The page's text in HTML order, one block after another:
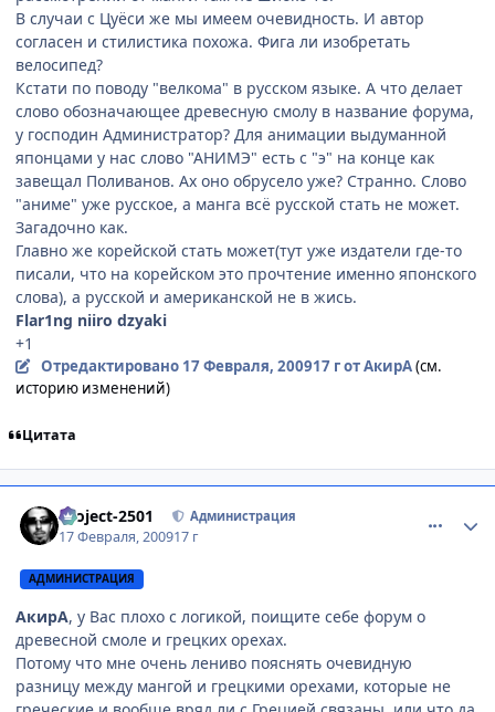
В случаи с Цуёси же мы имеем очевидность. И автор
согласен и стилистика похожа. Фига ли изобретать
велосипед?
Кстати по поводу "велкома" в русском языке. А что делает
слово обозначающее древесную смолу в название форума,
у господин Администратор? Для анимации выдуманной
японцами у нас слово "АНИМЭ" есть с "э" на конце как
завещал Поливанов. Ах оно обрусело уже? Странно. Слово
"аниме" уже русское, а манга всё русской стать не может.
Загадочно как.
Главно же корейской стать может(тут уже издатели где-то
писали, что на корейском это прочтение именно японского
слова), а русской и американской не в жись.
Flar1ng niiro dzyaki
+1
Отредактировано 17 Февраля, 200917 гот АкирА(см.
историю изменений)
Цитата
Project-2501 Администрация
17 Февраля, 200917 г
АДМИНИСТРАЦИЯ
АкирА, у Вас плохо с логикой, поищите себе форум о
древесной смоле и грецких орехах.
Потому что мне очень лениво пояснять очевидную
разницу между мангой и грецкими орехами, которые не